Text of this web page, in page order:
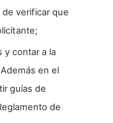
verificar que
y contar a la
en el
guías de
de